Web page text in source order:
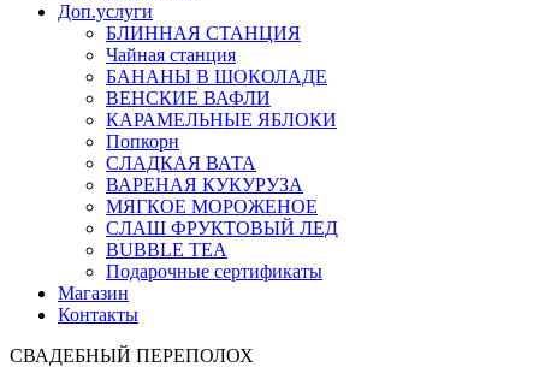
Доп.услуги
БЛИННАЯ СТАНЦИЯ
Чайная станция
БАНАНЫ В ШОКОЛАДЕ
ВЕНСКИЕ ВАФЛИ
КАРАМЕЛЬНЫЕ ЯБЛОКИ
Попкорн
СЛАДКАЯ ВАТА
ВАРЕНАЯ КУКУРУЗА
МЯГКОЕ МОРОЖЕНОЕ
СЛАШ ФРУКТОВЫЙ ЛЕД
BUBBLE TEA
Подарочные сертификаты
Магазин
Контакты
СВАДЕБНЫЙ ПЕРЕПОЛОХ